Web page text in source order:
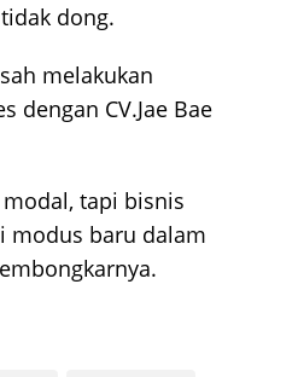
dong.
melakukan
dengan CV.Jae Bae
tapi bisnis
modus baru dalam